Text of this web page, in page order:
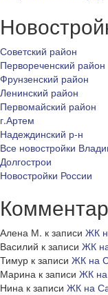
Советский район
Первореченский район
Фрунзенский район
Ленинский район
Первомайский район
г.Артем
Надеждинский р-н
Все новостройки
Долгострои
Новостройки России
Алена М. к записи ЖК
Василий к записи ЖК
Тимур к записи ЖК на
Марина к записи ЖК на
Нина к записи ЖК на